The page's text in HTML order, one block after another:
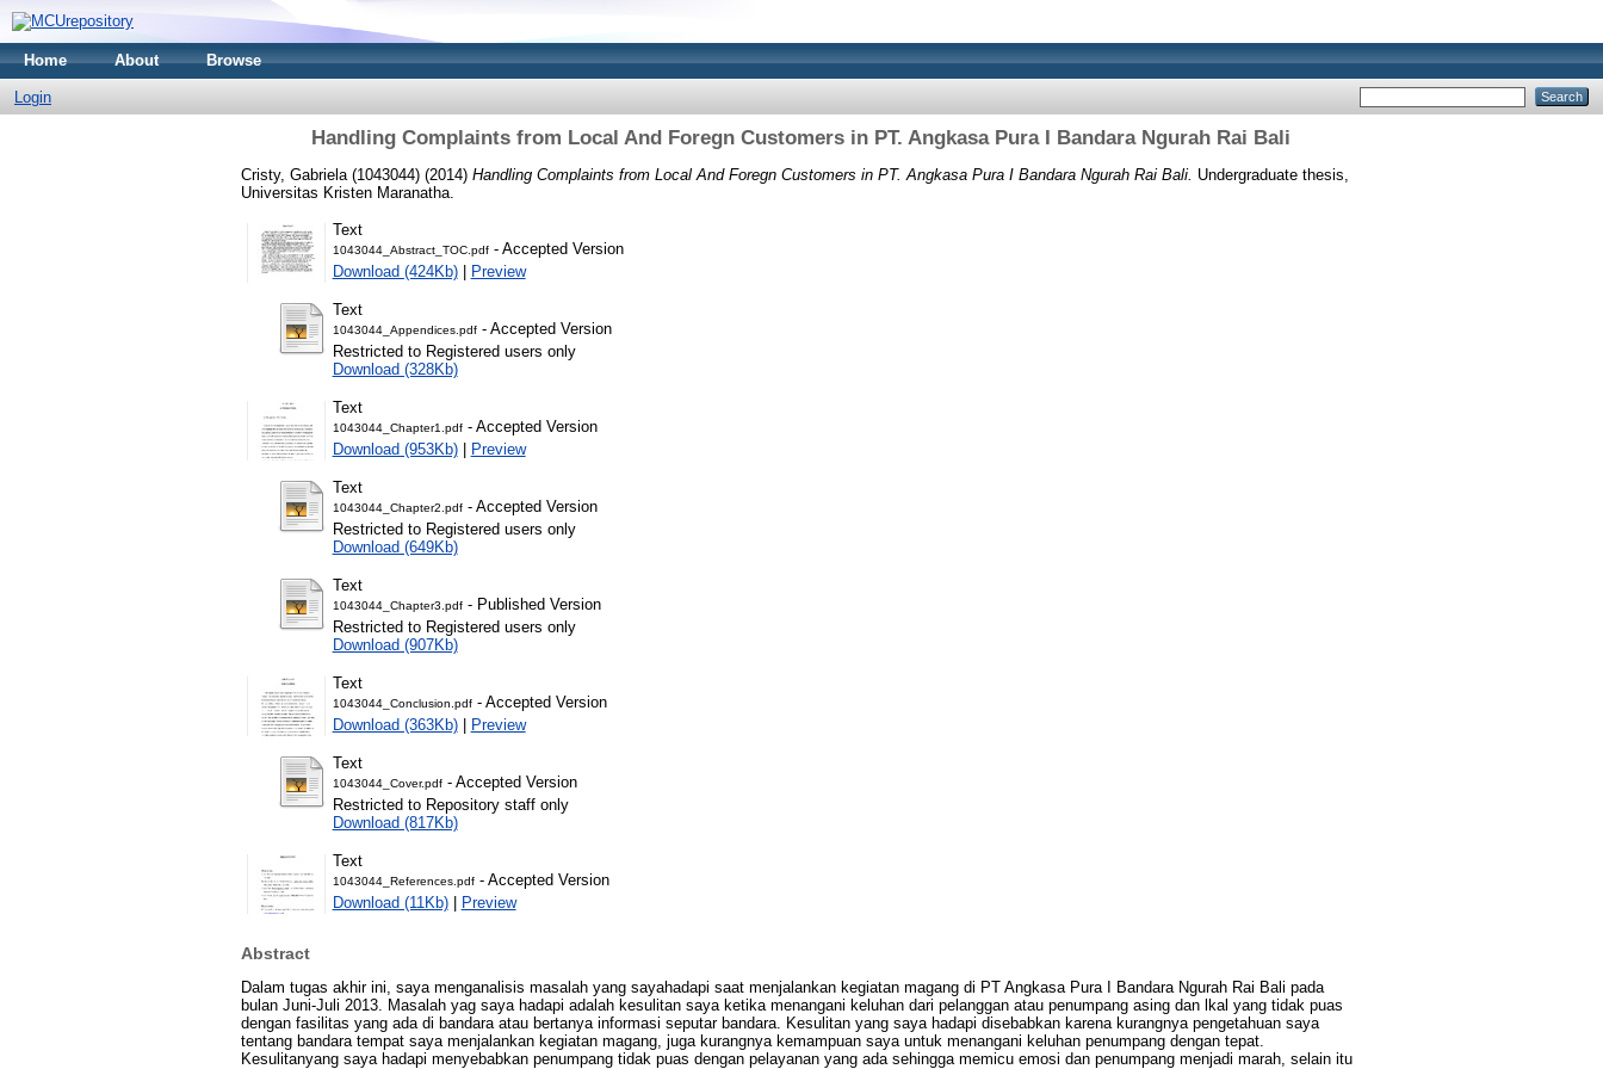
Home About Browse
Login
Handling Complaints from Local And Foregn Customers in PT. Angkasa Pura I Bandara Ngurah Rai Bali
Cristy, Gabriela (1043044) (2014) Handling Complaints from Local And Foregn Customers in PT. Angkasa Pura I Bandara Ngurah Rai Bali. Undergraduate thesis,
Universitas Kristen Maranatha.
Text
1043044_Abstract_TOC.pdf- Accepted Version
Download (424Kb)| Preview
Text
1043044_Appendices.pdf- Accepted Version
Restricted to Registered users only
Download (328Kb)
Text
1043044_Chapter1.pdf- Accepted Version
Download (953Kb)| Preview
Text
1043044_Chapter2.pdf- Accepted Version
Restricted to Registered users only
Download (649Kb)
Text
1043044_Chapter3.pdf- Published Version
Restricted to Registered users only
Download (907Kb)
Text
1043044_Conclusion.pdf- Accepted Version
Download (363Kb)| Preview
Text
1043044_Cover.pdf- Accepted Version
Restricted to Repository staff only
Download (817Kb)
Text
1043044_References.pdf- Accepted Version
Download (11Kb)| Preview
Abstract
Dalam tugas akhir ini, saya menganalisis masalah yang sayahadapi saat menjalankan kegiatan magang di PT Angkasa Pura I Bandara Ngurah Rai Bali pada
bulan Juni-Juli 2013. Masalah yag saya hadapi adalah kesulitan saya ketika menangani keluhan dari pelanggan atau penumpang asing dan lkal yang tidak puas
dengan fasilitas yang ada di bandara atau bertanya informasi seputar bandara. Kesulitan yang saya hadapi disebabkan karena kurangnya pengetahuan saya
tentang bandara tempat saya menjalankan kegiatan magang, juga kurangnya kemampuan saya untuk menangani keluhan penumpang dengan tepat.
Kesulitanyang saya hadapi menyebabkan penumpang tidak puas dengan pelayanan yang ada sehingga memicu emosi dan penumpang menjadi marah, selain itu